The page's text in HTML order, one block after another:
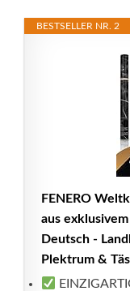
BESTSELLER NR. 2
FENERO
aus
Deutsch -
Plektrum &